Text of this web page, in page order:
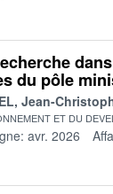
du pôle
Jean-
ET DU
avr. 2026